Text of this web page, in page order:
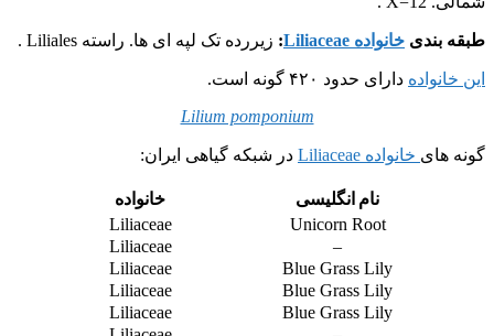
طبقه بندی خانواده Liliaceae : زیررده تک لپه ای ها. راسته Liliales .
این خانواده دارای حدود ۴۲۰ گونه است.
Lilium pomponium
گونه های خانواده Liliaceae در شبکه گیاهی ایران:
نام انگلیسی خانواده
Unicorn Root
Liliaceae
–
Liliaceae
Blue Grass Lily
Liliaceae
Blue Grass Lily
Liliaceae
Blue Grass Lily
Liliaceae